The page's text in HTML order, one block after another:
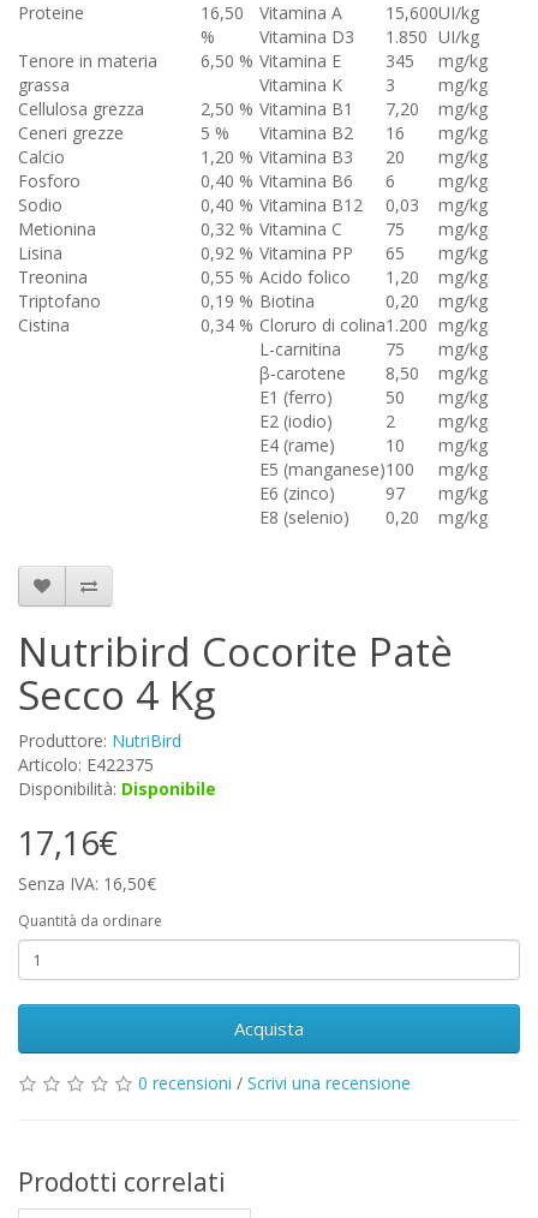
Proteine
16,50
%
Tenore in materia
grassa
6,50 %
Cellulosa grezza
2,50 %
Ceneri grezze
5 %
Calcio
1,20 %
Fosforo
0,40 %
Sodio
0,40 %
Metionina
0,32 %
Lisina
0,92 %
Treonina
0,55 %
Triptofano
0,19 %
Cistina
0,34 %
Vitamina A 15,600UI/kg
Vitamina D3
1.850 UI/kg
Vitamina E
345
mg/kg
Vitamina K
3
mg/kg
Vitamina B1
7,20
mg/kg
Vitamina B2
16
mg/kg
Vitamina B3
20
mg/kg
Vitamina B6
6
mg/kg
Vitamina B12
0,03
mg/kg
Vitamina C
75
mg/kg
Vitamina PP
65
mg/kg
Acido folico
1,20
mg/kg
Biotina
0,20
mg/kg
Cloruro di colina1.200 mg/kg
L-carnitina
75
mg/kg
β-carotene
8,50
mg/kg
E1 (ferro)
50
mg/kg
E2 (iodio)
2
mg/kg
E4 (rame)
10
mg/kg
E5 (manganese)100
mg/kg
E6 (zinco)
97
mg/kg
E8 (selenio)
0,20 mg/kg
Nutribird Cocorite Patè
Secco 4 Kg
Produttore: NutriBird
Articolo: E422375
Disponibilità: Disponibile
17,16€
Senza IVA: 16,50€
Quantità da ordinare
Acquista
0 recensioni / Scrivi una recensione
Prodotti correlati